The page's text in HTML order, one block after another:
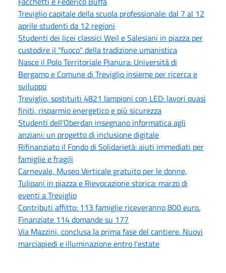
Treviglio capitale della scuola professionale: dal 7 al 12
aprile studenti da 12 regioni
Studenti dei licei classici Weil e Salesiani in piazza per
custodire il "fuoco" della tradizione umanistica
Nasce il Polo Territoriale Pianura: Università di
Bergamo e Comune di Treviglio insieme per ricerca e
sviluppo
Treviglio, sostituiti 4821 lampioni con LED: lavori quasi
finiti, risparmio energetico e più sicurezza
Studenti dell'Oberdan insegnano informatica agli
anziani: un progetto di inclusione digitale
Rifinanziato il Fondo di Solidarietà: aiuti immediati per
famiglie e fragili
Carnevale, Museo Verticale gratuito per le donne,
Tulipani in piazza e Rievocazione storica: marzo di
eventi a Treviglio
Contributi affitto: 113 famiglie riceveranno 800 euro.
Finanziate 114 domande su 177
Via Mazzini, conclusa la prima fase del cantiere. Nuovi
marciapiedi e illuminazione entro l'estate